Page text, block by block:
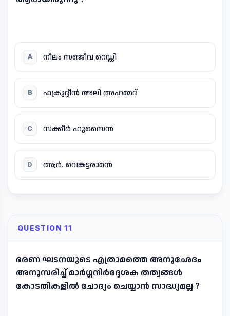
A നീലം സഞ്ജീവ റെഡ്ഡി
B ഫക്രുദ്ദീൻ അലി അഹമ്മദ്
C സക്കീർ ഹുസൈൻ
D ആർ. വെങ്കട്ടരാമൻ
QUESTION 11
ഭരണ ഘടനയുടെ എത്രാമത്തെ അനുഛേദം
അനുസരിച്ച് മാർഗ്ഗനിർദ്ദേശക തത്വങ്ങൾ
കോടതികളിൽ ചോദ്യം ചെയ്യാൻ സാദ്ധ്യമല്ല ?